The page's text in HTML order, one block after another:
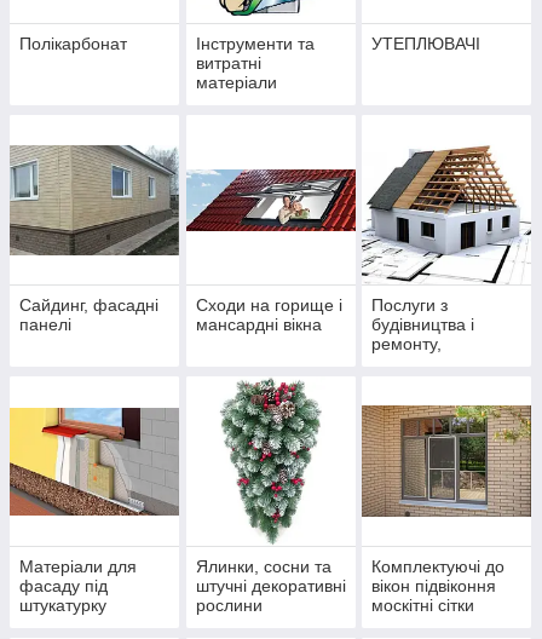
Полікарбонат
Інструменти та
витратні
матеріали
УТЕПЛЮВАЧІ
Сайдинг, фасадні
панелі
Cходи на горище і
мансардні вікна
Послуги з
будівництва і
ремонту,
Матеріали для
фасаду під
штукатурку
Ялинки, сосни та
штучні декоративні
рослини
Комплектуючі до
вікон підвіконня
москітні сітки